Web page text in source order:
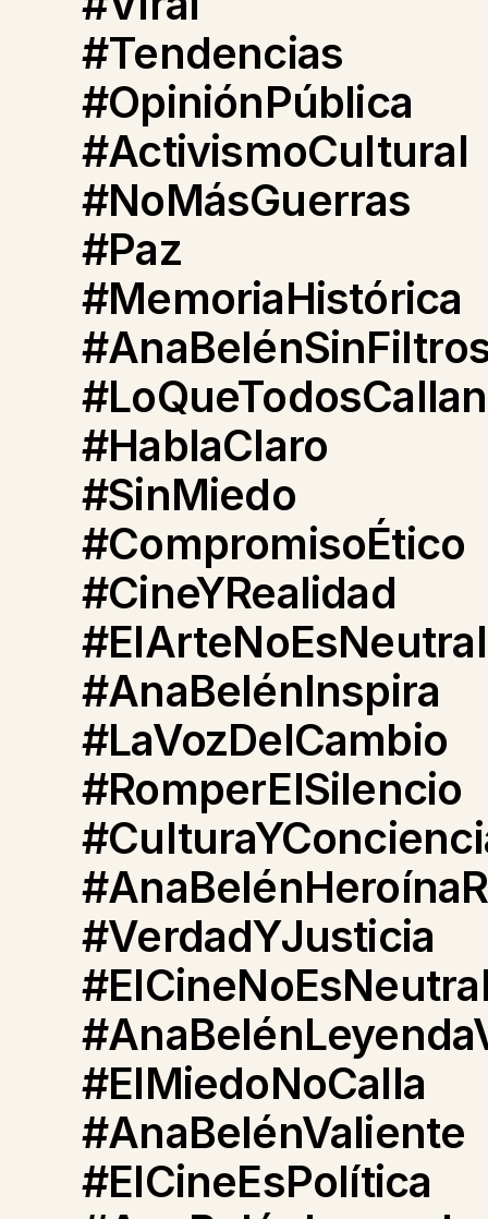
#Tendencias
#OpiniónPública
#ActivismoCultural
#NoMásGuerras
#Paz
#MemoriaHistórica
#LoQueTodosCallan
#HablaClaro
#SinMiedo
#CompromisoÉtico
#CineYRealidad
#ElArteNoEsNeutral
#AnaBelénInspira
#LaVozDelCambio
#RomperElSilencio
#VerdadYJusticia
#ElMiedoNoCalla
#AnaBelénValiente
#ElCineEsPolítica